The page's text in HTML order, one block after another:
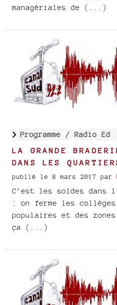
managériales de (...)
Programme / Radio Ed
LA GRANDE
DANS LES
publié le 8 mars 2017 par
C’est les soldes dans
: on ferme les
populaires et des
ça (...)